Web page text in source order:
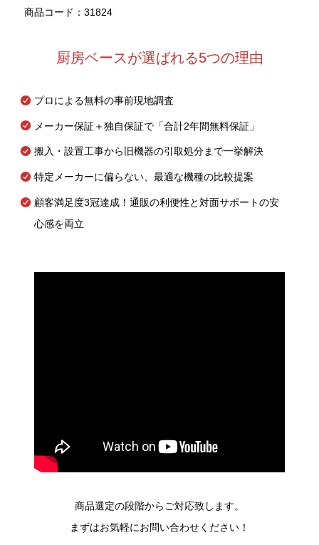
商品コード：31824
厨房ベースが選ばれる5つの理由
プロによる無料の事前現地調査
メーカー保証＋独自保証で「合計2年間無料保証」
搬入・設置工事から旧機器の引取処分まで一挙解決
特定メーカーに偏らない、最適な機種の比較提案
顧客満足度3冠達成！通販の利便性と対面サポートの安
心感を両立
商品選定の段階からご対応致します。
まずはお気軽にお問い合わせください！